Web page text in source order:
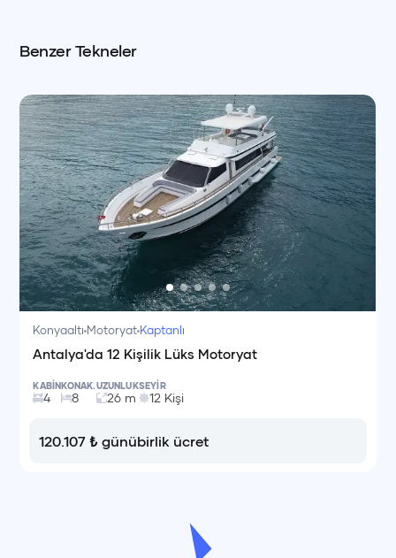
Benzer Tekneler
Konyaaltı Motoryat Kaptanlı
Antalya'da 12 Kişilik Lüks Motoryat
KABİN
4
KONAK.
8
UZUNLUK
26 m
SEYİR
12 Kişi
120.107 ₺ günübirlik ücret